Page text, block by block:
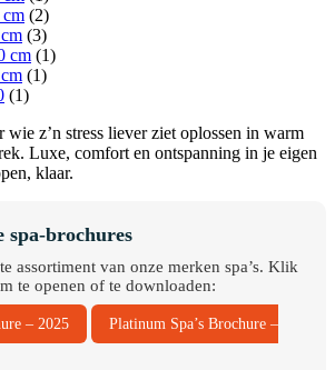
(2)
(3)
cm (1)
(1)
(1)
wie z’n stress liever ziet oplossen in warm
Luxe, comfort en ontspanning in je eigen
klaar.
spa-brochures
assortiment van onze merken spa’s. Klik
te openen of te downloaden:
– 2025
Platinum Spa’s Brochure –